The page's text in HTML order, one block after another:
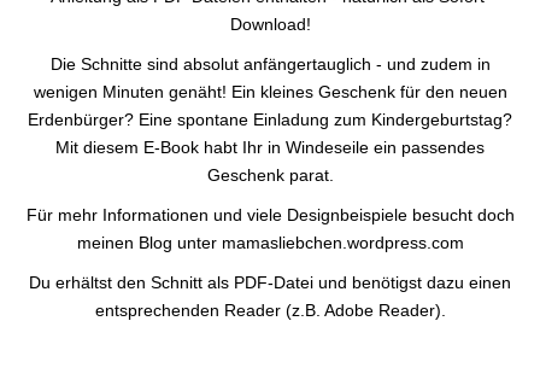
Download!
Die Schnitte sind absolut anfängertauglich - und zudem in
wenigen Minuten genäht! Ein kleines Geschenk für den neuen
Erdenbürger? Eine spontane Einladung zum Kindergeburtstag?
Mit diesem E-Book habt Ihr in Windeseile ein passendes
Geschenk parat.
Für mehr Informationen und viele Designbeispiele besucht doch
meinen Blog unter mamasliebchen.wordpress.com
Du erhältst den Schnitt als PDF-Datei und benötigst dazu einen
entsprechenden Reader (z.B. Adobe Reader).